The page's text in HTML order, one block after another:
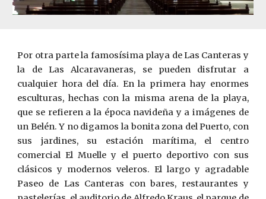
Por otra parte la famosísima playa de Las Canteras y
la de Las Alcaravaneras, se pueden disfrutar a
cualquier hora del día. En la primera hay enormes
esculturas, hechas con la misma arena de la playa,
que se refieren a la época navideña y a imágenes de
un Belén. Y no digamos la bonita zona del Puerto, con
sus jardines, su estación marítima, el centro
comercial El Muelle y el puerto deportivo con sus
clásicos y modernos veleros. El largo y agradable
Paseo de Las Canteras con bares, restaurantes y